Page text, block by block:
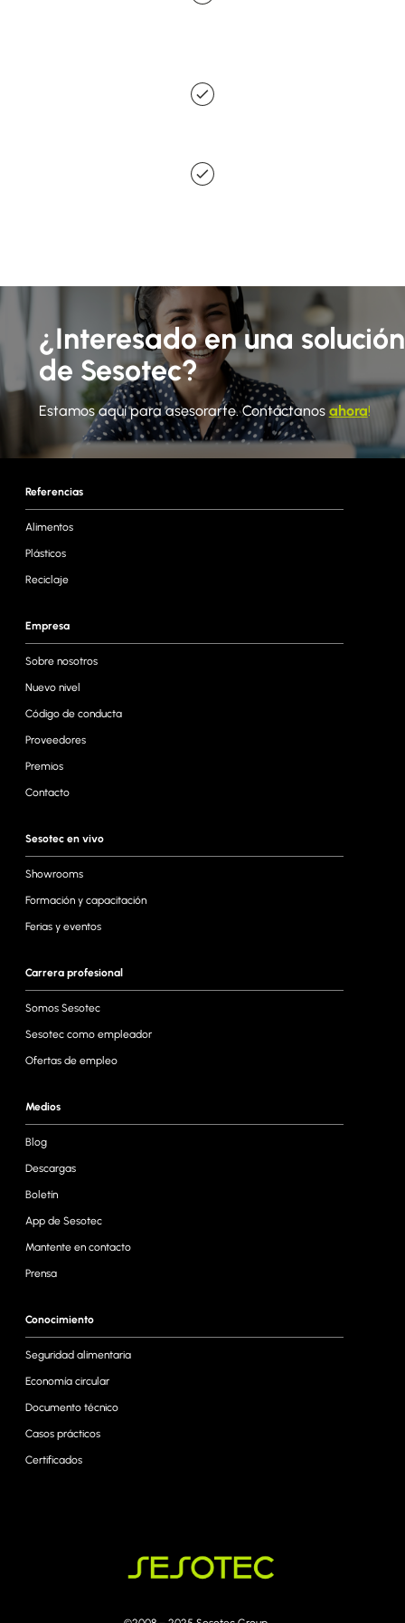
¿Interesado en una solución
de Sesotec?
Estamos aquí para asesorarte. Contáctanos ahora!
Referencias
Alimentos
Plásticos
Reciclaje
Empresa
Sobre nosotros
Nuevo nivel
Código de conducta
Proveedores
Premios
Contacto
Sesotec en vivo
Showrooms
Formación y capacitación
Ferias y eventos
Carrera profesional
Somos Sesotec
Sesotec como empleador
Ofertas de empleo
Medios
Blog
Descargas
Boletín
App de Sesotec
Mantente en contacto
Prensa
Conocimiento
Seguridad alimentaria
Economía circular
Documento técnico
Casos prácticos
Certificados